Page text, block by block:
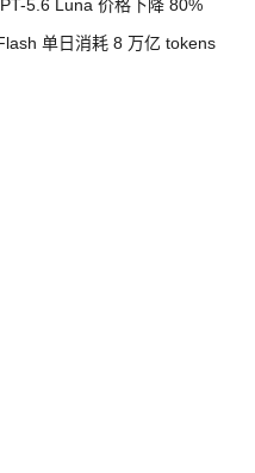
5.6 Luna 价格下降 80%
单日消耗 8 万亿 tokens